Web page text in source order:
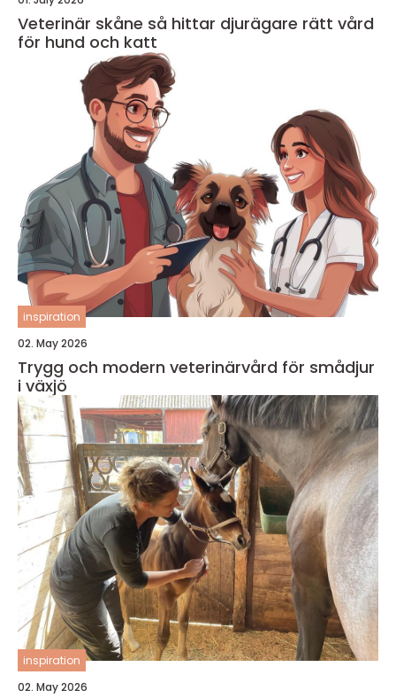
Veterinär skåne så hittar djurägare rätt vård
för hund och katt
inspiration
02. May 2026
Trygg och modern veterinärvård för smådjur
i växjö
inspiration
02. May 2026